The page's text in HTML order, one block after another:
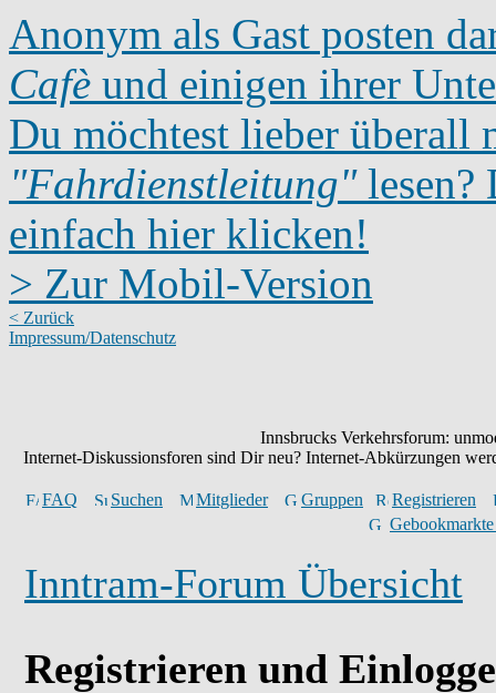
Anonym als Gast posten
Cafè und einigen ihrer
Du möchtest lieber überall
"Fahrdienstleitung"lesen?
einfach hier klicken!
> Zur Mobil-Version
< Zurück
Impressum/Datenschutz
Innsbrucks Verkehrsforum:
Internet-Diskussionsforen sind Dir neu? Internet-Abkürzungen
FAQ Suchen Mitglieder Gruppen
Registrieren
Inntram-Forum Übersicht
Registrieren und